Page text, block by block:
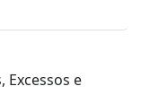
Excessos e